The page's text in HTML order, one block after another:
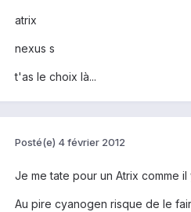
atrix
nexus s
t'as le choix là...
Posté(e) 4 février 2012
Je me tate pour un Atrix comme
Au pire cyanogen risque de le